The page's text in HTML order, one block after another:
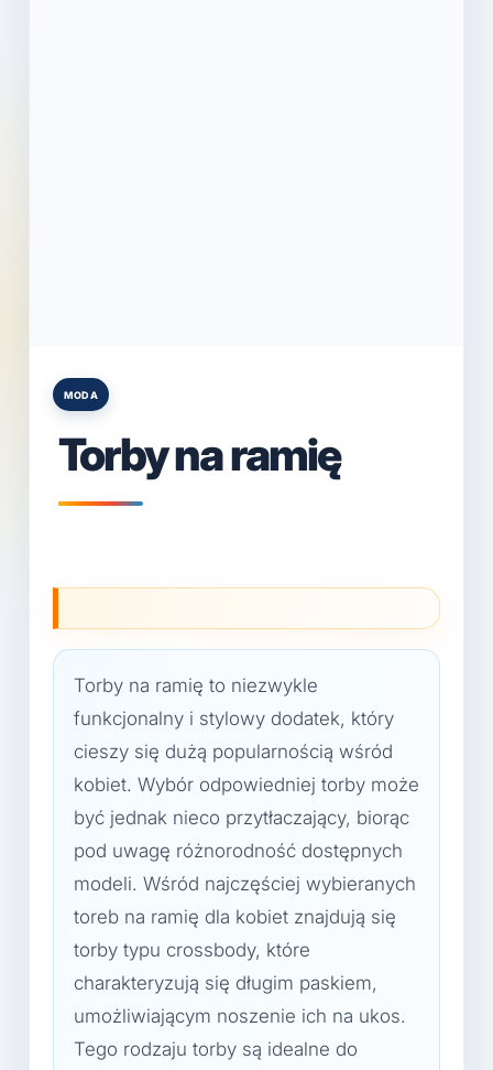
Posted
MODA
Torby na ramię
Torby na ramię to niezwykle
funkcjonalny i stylowy dodatek, który
cieszy się dużą popularnością wśród
kobiet. Wybór odpowiedniej torby może
być jednak nieco przytłaczający, biorąc
pod uwagę różnorodność dostępnych
modeli. Wśród najczęściej wybieranych
toreb na ramię dla kobiet znajdują się
torby typu crossbody, które
charakteryzują się długim paskiem,
umożliwiającym noszenie ich na ukos.
Tego rodzaju torby są idealne do